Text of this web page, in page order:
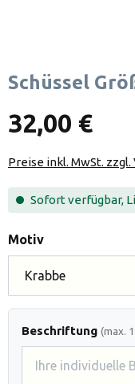
Schüssel
32,00 €
Preise inkl. MwSt.
Sofort verfügbar,
Motivauswählen
Beschriftung (max.